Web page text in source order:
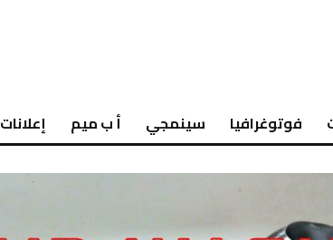
فوتوغرافيا سينمجي أ ب ميم إعلانات